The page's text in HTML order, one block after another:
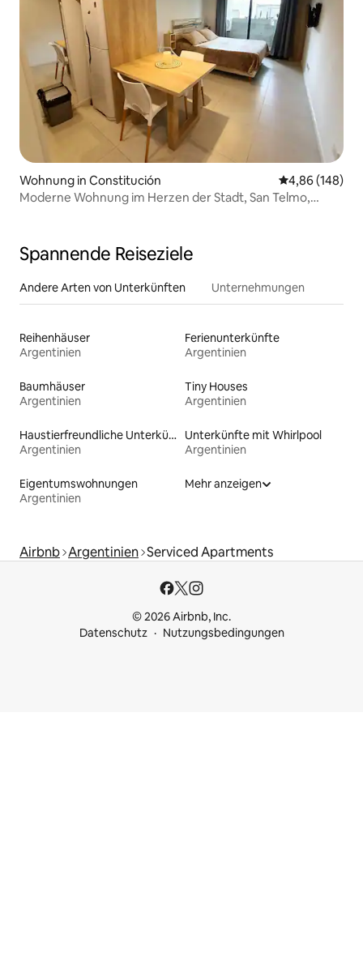
Wohnung in Constitución
4,86 (148)
Moderne Wohnung im Herzen der Stadt, San Telmo,
Spannende Reiseziele
Andere Arten von Unterkünften Unternehmungen
Reihenhäuser
Argentinien
Ferienunterkünfte
Argentinien
Baumhäuser
Argentinien
Tiny Houses
Argentinien
Haustierfreundliche Unterkünfte
Argentinien
Unterkünfte mit Whirlpool
Argentinien
Eigentumswohnungen
Argentinien
Mehr anzeigen
Airbnb Argentinien Serviced Apartments
© 2026 Airbnb, Inc.
Datenschutz
Nutzungsbedingungen